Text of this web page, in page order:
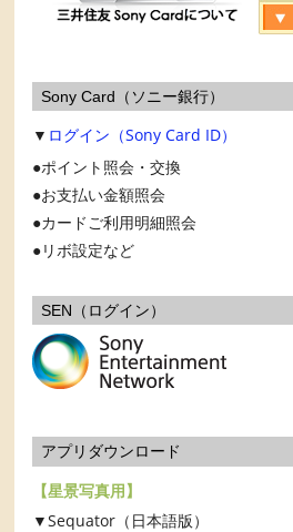
Sony Card（ソニー銀行）
▼ ログイン（Sony Card ID）
ポイント照会・交換
お支払い金額照会
カードご利用明細照会
リボ設定など
SEN（ログイン）
アプリダウンロード
【星景写真用】
▼Sequator（日本語版）